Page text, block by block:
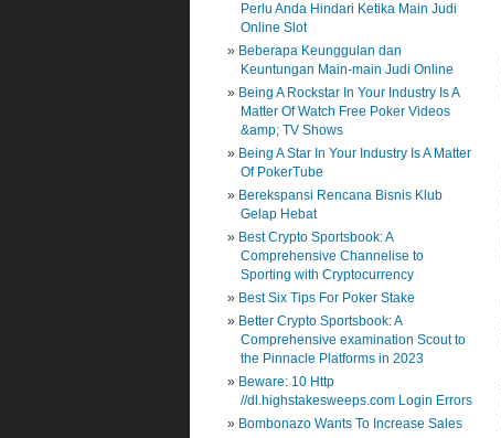
Perlu Anda Hindari Ketika Main Judi
Online Slot
Beberapa Keunggulan dan
Keuntungan Main-main Judi Online
Being A Rockstar In Your Industry Is A
Matter Of Watch Free Poker Videos
&amp; TV Shows
Being A Star In Your Industry Is A Matter
Of PokerTube
Berekspansi Rencana Bisnis Klub
Gelap Hebat
Best Crypto Sportsbook: A
Comprehensive Channelise to
Sporting with Cryptocurrency
Best Six Tips For Poker Stake
Better Crypto Sportsbook: A
Comprehensive examination Scout to
the Pinnacle Platforms in 2023
Beware: 10 Http
//dl.highstakesweeps.com Login Errors
Bombonazo Wants To Increase Sales